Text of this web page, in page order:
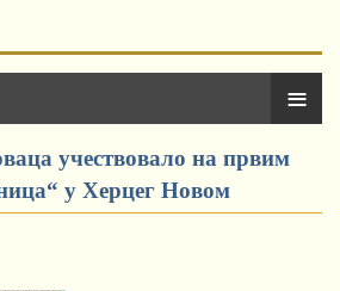
≡
учествовало на првим
у Херцег Новом